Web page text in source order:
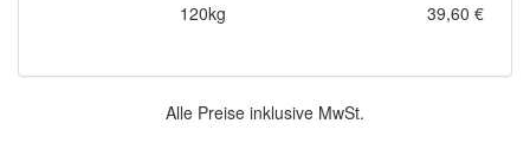
120kg
39,60 €
Alle Preise inklusive MwSt.